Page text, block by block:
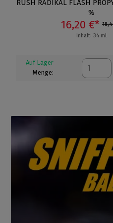
RUSH RADIKAL FLASH
%
16,20 €*
Inhalt: 34 ml
Auf Lager
Menge: